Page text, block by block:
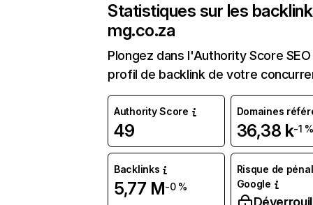
Statistiques sur les
mg.co.za
Plongez dans l'Authority Score
profil de backlink de votre
Authority Score
49
Domaines
36,38 k-1
Backlinks
5,77 M-0 %
Risque de
Google